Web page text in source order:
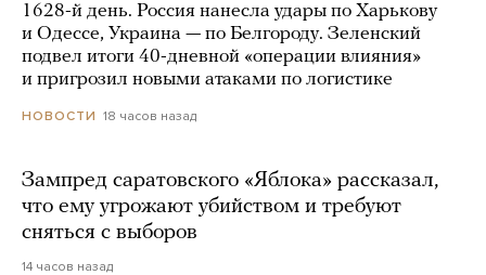
1628-й день. Россия нанесла удары по Харькову
и Одессе, Украина — по Белгороду. Зеленский
подвел итоги 40-дневной «операции влияния»
и пригрозил новыми атаками по логистике
НОВОСТИ 18 часов назад
Зампред саратовского «Яблока» рассказал,
что ему угрожают убийством и требуют
сняться с выборов
14 часов назад